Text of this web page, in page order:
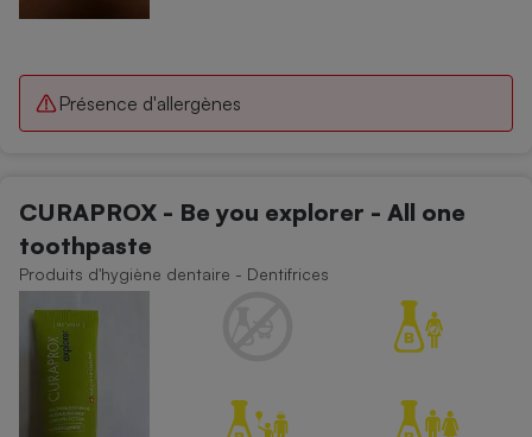
Présence d'allergènes
CURAPROX - Be you explorer - All one
toothpaste
Produits d'hygiène dentaire - Dentifrices